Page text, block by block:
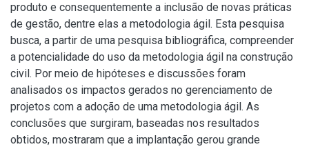
produto e consequentemente a inclusão de novas práticas
de gestão, dentre elas a metodologia ágil. Esta pesquisa
busca, a partir de uma pesquisa bibliográfica, compreender
a potencialidade do uso da metodologia ágil na construção
civil. Por meio de hipóteses e discussões foram
analisados os impactos gerados no gerenciamento de
projetos com a adoção de uma metodologia ágil. As
conclusões que surgiram, baseadas nos resultados
obtidos, mostraram que a implantação gerou grande